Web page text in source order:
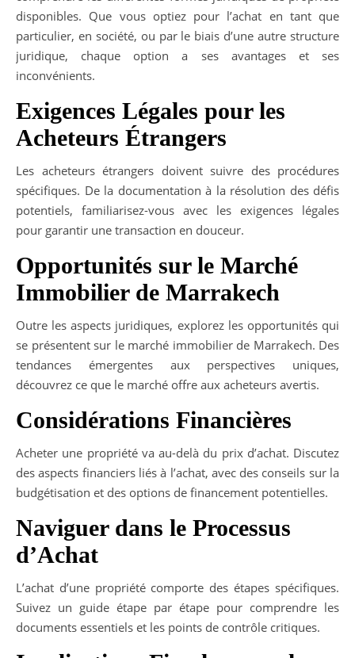
disponibles. Que vous optiez pour l’achat en tant que
particulier, en société, ou par le biais d’une autre structure
juridique, chaque option a ses avantages et ses
inconvénients.
Exigences Légales pour les
Acheteurs Étrangers
Les acheteurs étrangers doivent suivre des procédures
spécifiques. De la documentation à la résolution des défis
potentiels, familiarisez-vous avec les exigences légales
pour garantir une transaction en douceur.
Opportunités sur le Marché
Immobilier de Marrakech
Outre les aspects juridiques, explorez les opportunités qui
se présentent sur le marché immobilier de Marrakech. Des
tendances émergentes aux perspectives uniques,
découvrez ce que le marché offre aux acheteurs avertis.
Considérations Financières
Acheter une propriété va au-delà du prix d’achat. Discutez
des aspects financiers liés à l’achat, avec des conseils sur la
budgétisation et des options de financement potentielles.
Naviguer dans le Processus
d’Achat
L’achat d’une propriété comporte des étapes spécifiques.
Suivez un guide étape par étape pour comprendre les
documents essentiels et les points de contrôle critiques.